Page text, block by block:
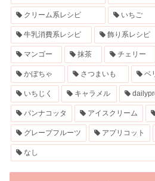
クリーム系レシピ いちご
牛乳消費系レシピ 飾り系レシピ
マンゴー 抹茶 チェリー
かぼちゃ さつまいも ベ
いちじく キャラメル
パンナコッタ アイスクリーム
グレープフルーツ アプリコット
なし